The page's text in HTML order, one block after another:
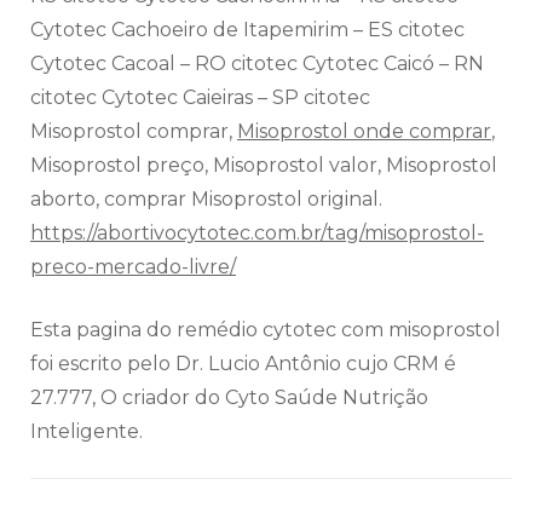
Cytotec Cachoeiro de Itapemirim – ES citotec
Cytotec Cacoal – RO citotec Cytotec Caicó – RN
citotec Cytotec Caieiras – SP citotec
Misoprostol comprar, Misoprostol onde comprar,
Misoprostol preço, Misoprostol valor, Misoprostol
aborto, comprar Misoprostol original.
https://abortivocytotec.com.br/tag/misoprostol-
preco-mercado-livre/
Esta pagina do remédio cytotec com misoprostol
foi escrito pelo Dr. Lucio Antônio cujo CRM é
27.777, O criador do Cyto Saúde Nutrição
Inteligente.